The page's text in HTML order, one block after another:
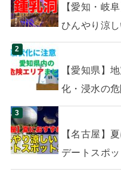
【愛知・岐
ひんやり涼
【愛知県】
化・浸水の
【名古屋】
デートスポ